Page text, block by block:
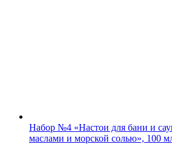
Набор №4 «Настои для бани и
маслами и морской солью», 100